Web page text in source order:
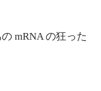
mRNA の狂った